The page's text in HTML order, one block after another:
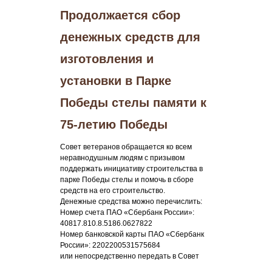
Продолжается сбор
денежных средств для
изготовления и
установки в Парке
Победы стелы памяти к
75-летию Победы
Совет ветеранов обращается ко всем
неравнодушным людям с призывом
поддержать инициативу строительства в
парке Победы стелы и помочь в сборе
средств на его строительство.
Денежные средства можно перечислить:
Номер счета ПАО «Сбербанк России»:
40817.810.8.5186.0627822
Номер банковской карты ПАО «Сбербанк
России»: 2202200531575684
или непосредственно передать в Совет